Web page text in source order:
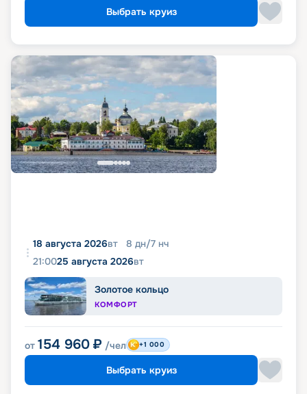
Выбрать круиз
18 августа 2026вт 8 дн/7 нч
21:0025 августа 2026вт
Золотое кольцо
КОМФОРТ
от 154 960 ₽ /чел +1 000
Выбрать круиз